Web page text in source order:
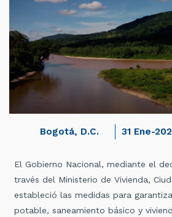
Bogotá, D.C. 31 Ene-
El Gobierno Nacional, mediante el
través del Ministerio de Vivienda,
estableció las medidas para
potable, saneamiento básico y